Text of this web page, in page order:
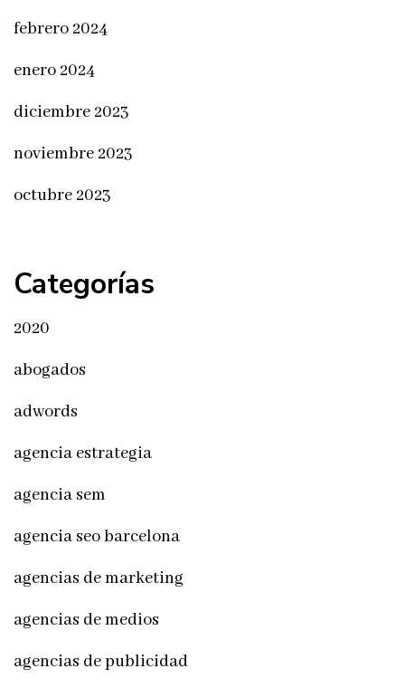
febrero 2024
enero 2024
diciembre 2023
noviembre 2023
octubre 2023
Categorías
2020
abogados
adwords
agencia estrategia
agencia sem
agencia seo barcelona
agencias de marketing
agencias de medios
agencias de publicidad